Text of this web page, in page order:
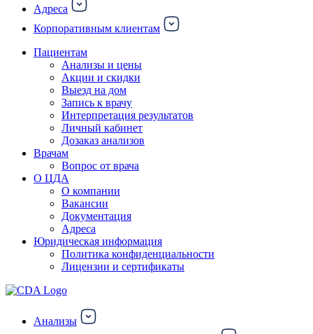
Адреса
Корпоративным клиентам
Пациентам
Анализы и цены
Акции и скидки
Выезд на дом
Запись к врачу
Интерпретация результатов
Личный кабинет
Дозаказ анализов
Врачам
Вопрос от врача
О ЦДА
О компании
Вакансии
Документация
Адреса
Юридическая информация
Политика конфиденциальности
Лицензии и сертификаты
Анализы